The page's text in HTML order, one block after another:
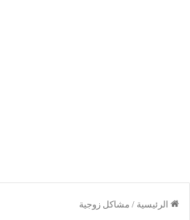
الرئيسية / مشاكل زوجية